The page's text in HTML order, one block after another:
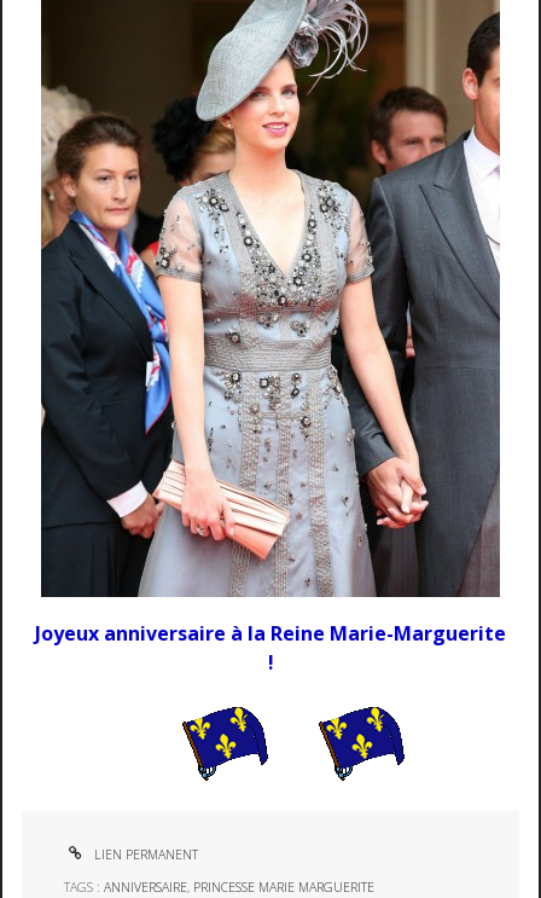
Joyeux anniversaire à la Reine Marie-Marguerite
!
LIEN PERMANENT
TAGS :ANNIVERSAIRE, PRINCESSE MARIE MARGUERITE